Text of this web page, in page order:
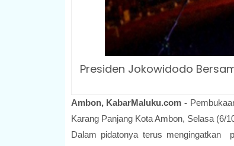
Presiden Jokowidodo
Ambon, KabarMaluku.com -
Karang Panjang Kota Ambon, Selasa (6/
Dalam pidatonya terus mengingatkan